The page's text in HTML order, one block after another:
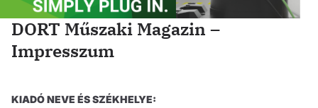
DORT Műszaki Magazin –
Impresszum
KIADÓ NEVE ÉS SZÉKHELYE: